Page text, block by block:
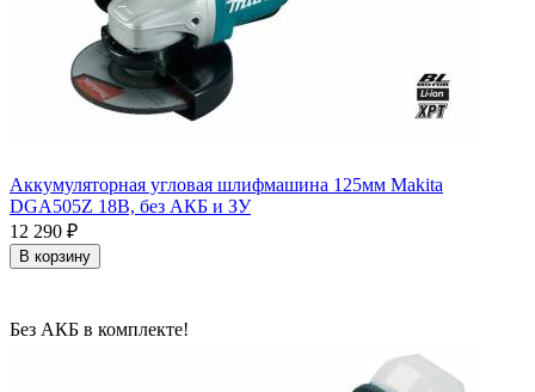
Аккумуляторная угловая шлифмашина 125мм Makita
DGA505Z 18В, без АКБ и ЗУ
12 290 ₽
В корзину
Без АКБ в комплекте!